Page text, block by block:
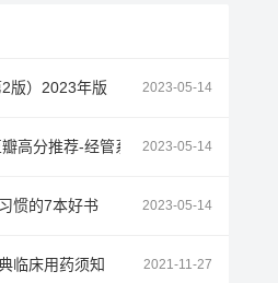
版）2023年版 2023-05-14
高分推荐-经管系列2023-05-14
惯的7本好书 2023-05-14
临床用药须知 2021-11-27